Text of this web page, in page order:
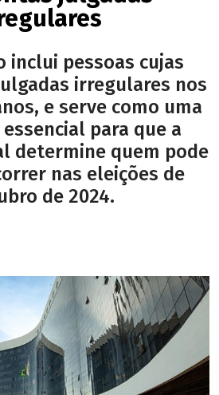
inclui pessoas cujas
irregulares nos
e serve como uma
para que a
determine quem pode
nas eleições de
de 2024.